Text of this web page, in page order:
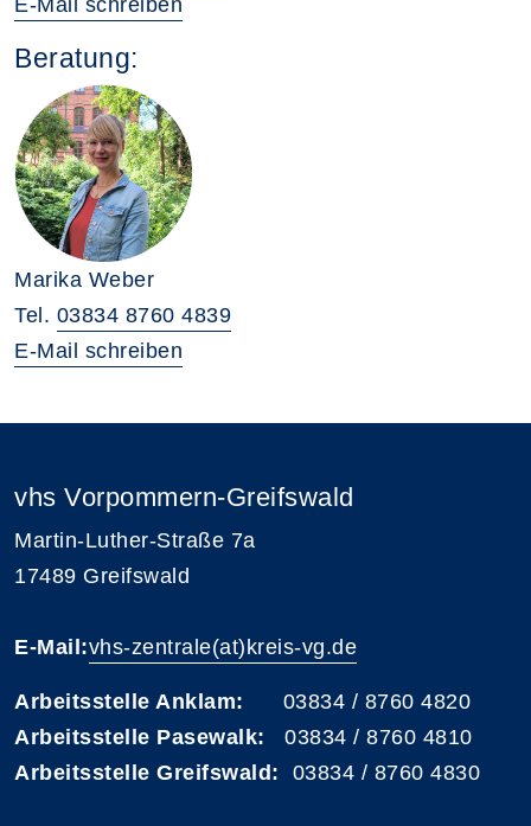
E-Mail schreiben
Beratung:
Marika Weber
Tel. 03834 8760 4839
E-Mail schreiben
vhs Vorpommern-Greifswald
Martin-Luther-Straße 7a
17489 Greifswald
E-Mail:vhs-zentrale(at)kreis-vg.de
Arbeitsstelle Anklam: 03834 / 8760 4820
Arbeitsstelle Pasewalk: 03834 / 8760 4810
Arbeitsstelle Greifswald: 03834 / 8760 4830